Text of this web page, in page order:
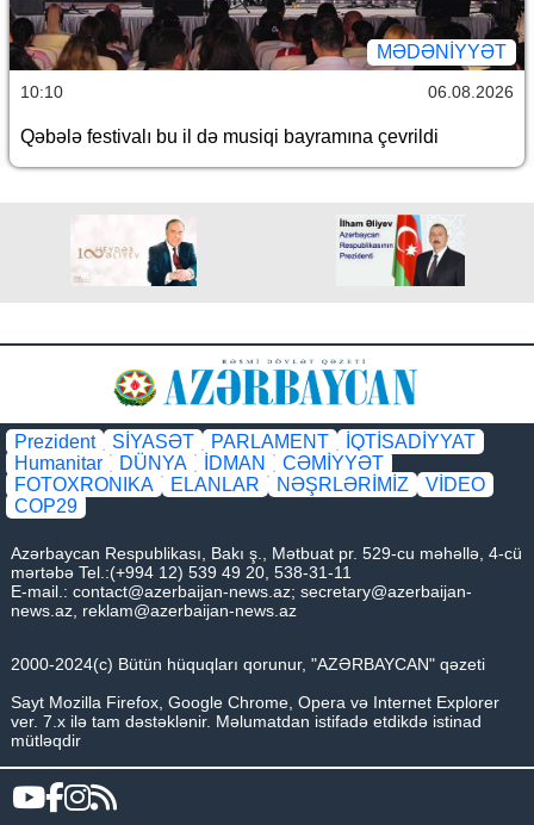
MƏDƏNIYYƏT
10:10 06.08.2026
Qəbələ festivalı bu il də musiqi bayramına çevrildi
Prezident SİYASƏT PARLAMENT
İQTİSADİYYAT
Humanitar
DÜNYA İDMAN
CƏMİYYƏT
FOTOXRONIKA
ELANLAR NƏŞRLƏRİMİZ
VİDEO
COP29
Azərbaycan Respublikası, Bakı ş., Mətbuat pr. 529-cu məhəllə, 4-cü
mərtəbə Tel.:(+994 12) 539 49 20, 538-31-11
E-mail.: contact@azerbaijan-news.az; secretary@azerbaijan-
news.az, reklam@azerbaijan-news.az
2000-2024(c) Bütün hüquqları qorunur, "AZƏRBAYCAN" qəzeti
Sayt Mozilla Firefox, Google Chrome, Opera və Internet Explorer
ver. 7.x ilə tam dəstəklənir. Məlumatdan istifadə etdikdə istinad
mütləqdir